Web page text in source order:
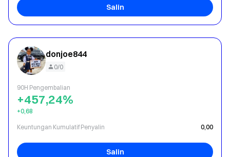
Salin
donjoe844
0/0
90H Pengembalian
+457,24%
+0,68
Keuntungan Kumulatif Penyalin 0,00
Salin